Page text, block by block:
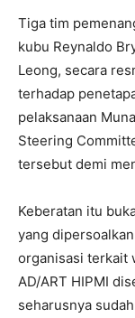
Tiga tim
kubu Reynaldo
Leong, secara
terhadap
pelaksanaan
Steering
tersebut demi
Keberatan itu
yang
organisasi terkait
AD/ART HIPMI
seharusnya